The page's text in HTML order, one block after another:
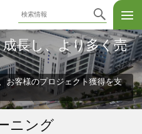
成長し、より多く売
お客様のプロジェクト獲得を支
ニング